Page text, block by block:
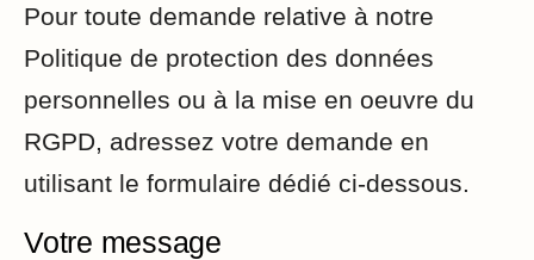
Pour toute demande relative à notre
Politique de protection des données
personnelles ou à la mise en oeuvre du
RGPD, adressez votre demande en
utilisant le formulaire dédié ci-dessous.
Votre message